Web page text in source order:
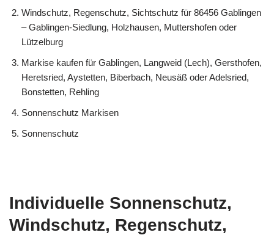
Windschutz, Regenschutz, Sichtschutz für 86456 Gablingen
– Gablingen-Siedlung, Holzhausen, Muttershofen oder
Lützelburg
Markise kaufen für Gablingen, Langweid (Lech), Gersthofen,
Heretsried, Aystetten, Biberbach, Neusäß oder Adelsried,
Bonstetten, Rehling
Sonnenschutz Markisen
Sonnenschutz
Individuelle Sonnenschutz,
Windschutz, Regenschutz,